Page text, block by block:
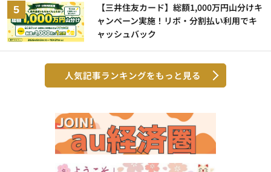
【三井住友カード】総額1,000万円山分けキ
ャンペーン実施！リボ・分割払い利用でキ
ャッシュバック
人気記事ランキングをもっと見る